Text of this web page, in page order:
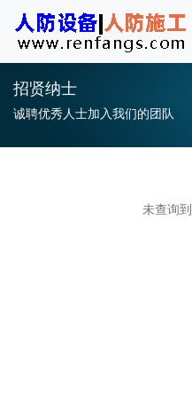
招贤纳士
诚聘优秀人士加入我们的团队
未查询